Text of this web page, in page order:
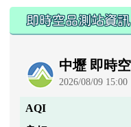
即時空品測站資訊